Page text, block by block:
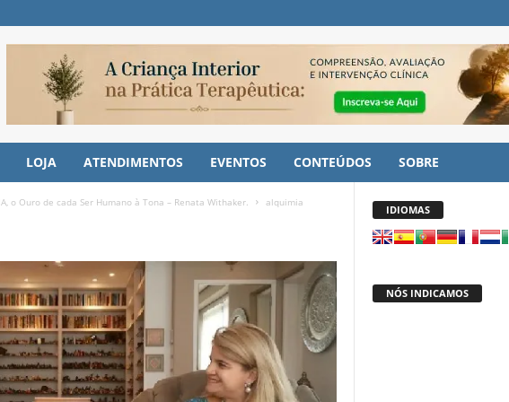
LOJA ATENDIMENTOS EVENTOS CONTEÚDOS SOBRE
o Ouro de cada Ser Humano à Tona – Renata Withaker. alquimia
IDIOMAS
NÓS INDICAMOS